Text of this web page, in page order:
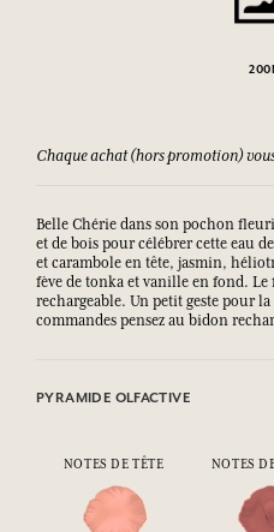
Chaque achat (hors promotion)
Belle Chérie dans son pochon
et de bois pour célébrer cette eau
et carambole en tête, jasmin,
fève de tonka et vanille en fond.
rechargeable. Un petit geste pour
commandes pensez au bidon
PYRAMIDE OLFACTIVE
NOTES DE TÊTE NOTES